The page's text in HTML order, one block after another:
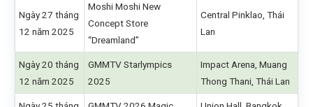
Ngày 27 tháng
12 năm 2025
Moshi Moshi New
Concept Store
“Dreamland”
Central Pinklao, Thái
Lan
Ngày 20 tháng
12 năm 2025
GMMTV Starlympics
2025
Impact Arena, Muang
Thong Thani, Thái Lan